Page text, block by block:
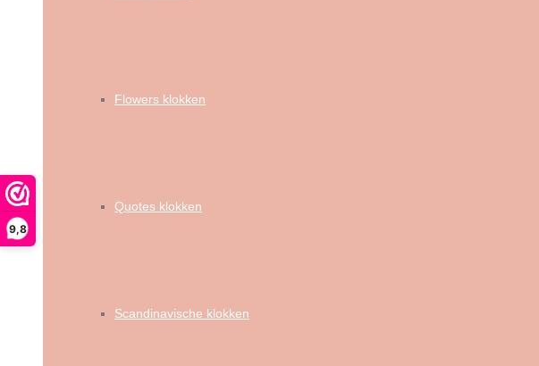
9,8
Flowers klokken
Quotes klokken
Scandinavische klokken